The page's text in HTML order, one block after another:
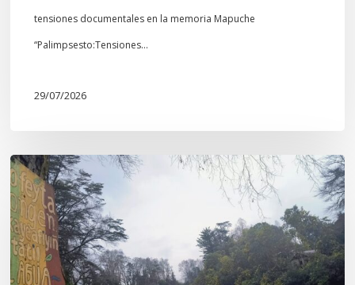
tensiones documentales en la memoria Mapuche
“Palimpsesto:Tensiones…
29/07/2026
En
defensa
del
Salto
Donguil